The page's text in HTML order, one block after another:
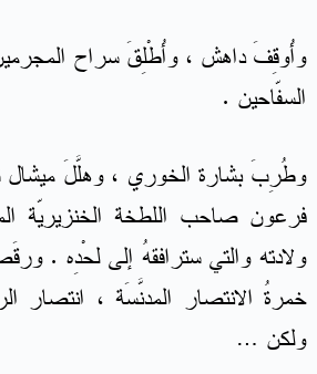
وأُوقِفَ داهش ، وأُطْلِقَ سراح
السفّاحين .
وطُرِبَ بشارة الخوري ، وهلَّلَ
فرعون صاحب اللطخة الخنزيريّة
ولادته والتي سترافقهُ إلى لحْدِه .
خمرةُ الانتصار المدنَّسَة ، انتصار
ولكن …